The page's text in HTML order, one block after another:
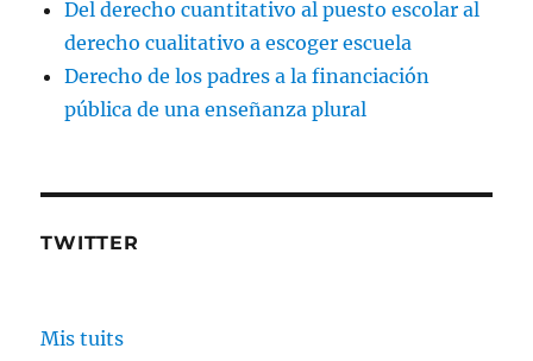
Del derecho cuantitativo al puesto escolar al
derecho cualitativo a escoger escuela
Derecho de los padres a la financiación
pública de una enseñanza plural
TWITTER
Mis tuits